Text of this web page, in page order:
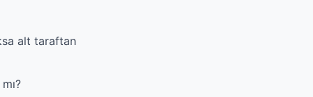
alt taraftan